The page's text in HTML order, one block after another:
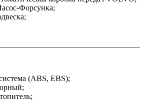
Форсунка;
(АBS, EBS);